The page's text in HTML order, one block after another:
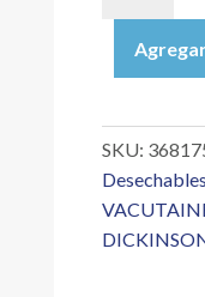
ROJO
CON
DE
13X100MM,
6.0ML
cantidad
SKU:
Desechables